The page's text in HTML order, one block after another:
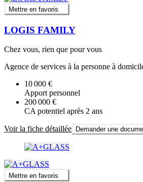
Mettre en favoris
LOGIS FAMILY
Chez vous, rien que pour vous
Agence de services à la personne à
10 000 €
Apport personnel
200 000 €
CA potentiel après 2 ans
Voir la fiche détaillée Demander une
Mettre en favoris